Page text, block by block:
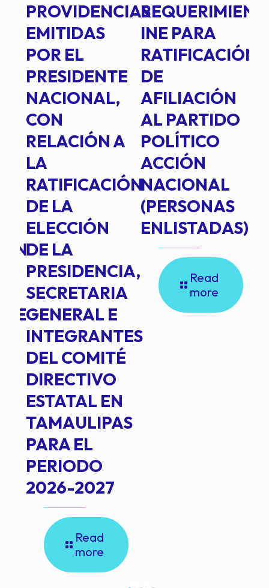
PROVIDENCIAS
EMITIDAS
POR EL
PRESIDENTE
NACIONAL,
CON
RELACIÓN A
LA
RATIFICACIÓN
DE LA
ELECCIÓN
DE LA
PRESIDENCIA,
SECRETARIA
GENERAL E
INTEGRANTES
DEL COMITÉ
DIRECTIVO
ESTATAL EN
TAMAULIPAS
PARA EL
PERIODO
2026-2027
Read
more
INE PARA
RATIFICACIÓN
DE
AFILIACIÓN
AL PARTIDO
POLÍTICO
ACCIÓN
NACIONAL
(PERSONAS
ENLISTADAS)
Read
more